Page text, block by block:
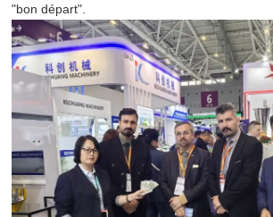
"bon départ".